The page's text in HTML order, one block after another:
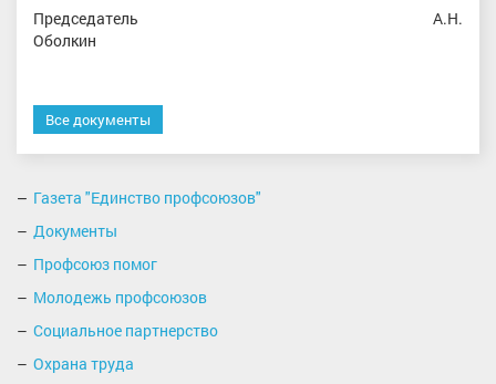
Председатель А.Н.
Оболкин
Все документы
Газета "Единство профсоюзов"
Документы
Профсоюз помог
Молодежь профсоюзов
Социальное партнерство
Охрана труда